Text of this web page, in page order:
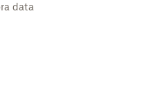
data